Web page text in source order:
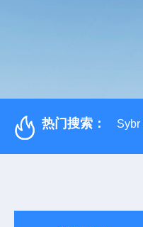
热门搜索： Sybr